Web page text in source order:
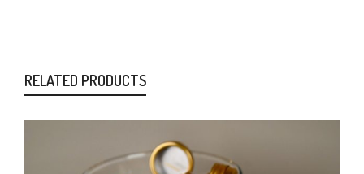
RELATED PRODUCTS